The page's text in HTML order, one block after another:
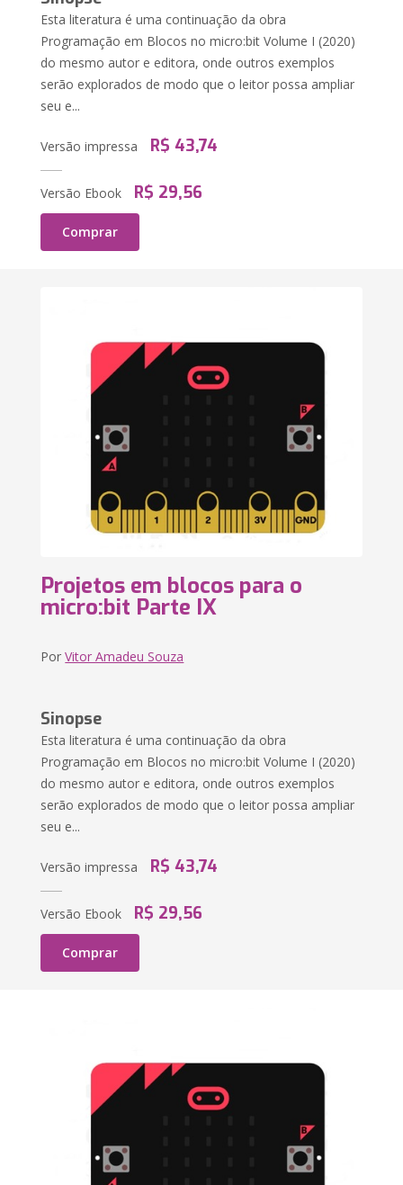
Esta literatura é uma continuação da obra
Programação em Blocos no micro:bit Volume I (2020)
do mesmo autor e editora, onde outros exemplos
serão explorados de modo que o leitor possa ampliar
seu e...
Versão impressa R$ 43,74
Versão Ebook R$ 29,56
Comprar
Projetos em blocos para o
micro:bit Parte IX
PorVitor Amadeu Souza
Sinopse
Esta literatura é uma continuação da obra
Programação em Blocos no micro:bit Volume I (2020)
do mesmo autor e editora, onde outros exemplos
serão explorados de modo que o leitor possa ampliar
seu e...
Versão impressa R$ 43,74
Versão Ebook R$ 29,56
Comprar